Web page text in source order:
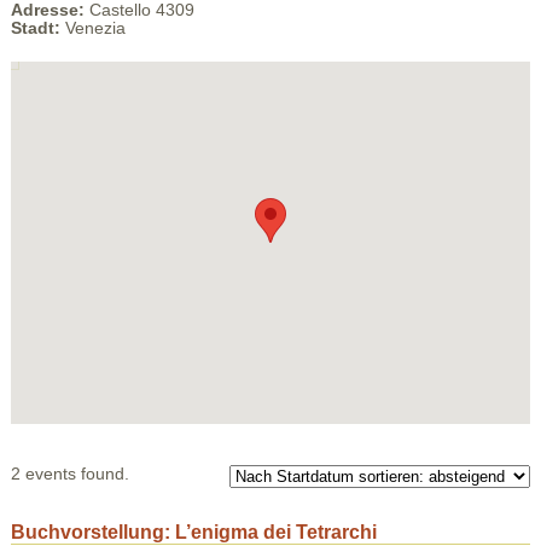
Adresse: Castello 4309
Stadt: Venezia
2 events found.
Buchvorstellung: L’enigma dei Tetrarchi